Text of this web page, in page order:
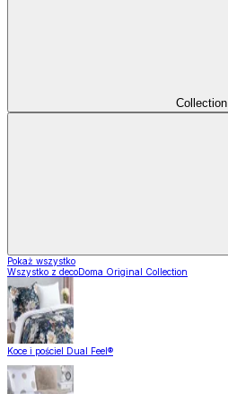
Collection
Pokaż wszystko
Wszystko z decoDoma Original Collection
Koce i pościel Dual Feel®